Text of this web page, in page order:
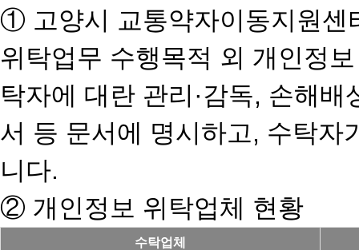
① 고양시 교통약자이동지원센
위탁업무 수행목적 외 개인정
탁자에 대란 관리·감독, 손해
서 등 문서에 명시하고, 수탁자
니다.
② 개인정보 위탁업체 현황
수탁업체